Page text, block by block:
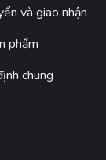
và giao nhận
phẩm
chung